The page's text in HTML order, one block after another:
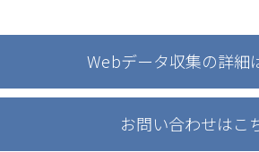
Webデータ収集の詳細
お問い合わせはこ